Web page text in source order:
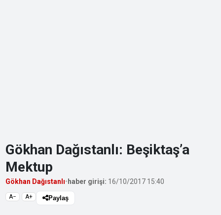
Gökhan Dağıstanlı: Beşiktaş’a
Mektup
Gökhan Dağıstanlı• haber girişi: 16/10/2017 15:40
A− A+ Paylaş